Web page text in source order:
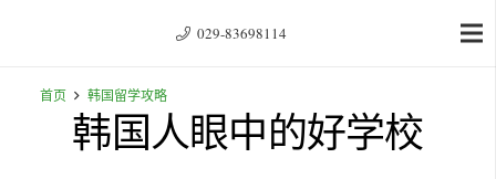
029-83698114
首页 韩国留学攻略
韩国人眼中的好学校